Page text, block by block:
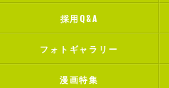
採用Q&A
フォトギャラリー
漫画特集